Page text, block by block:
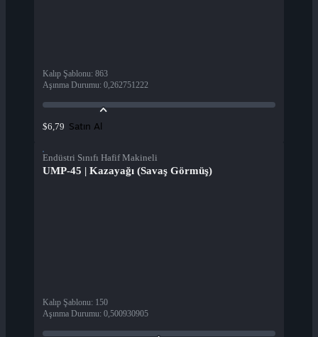
Kalıp Şablonu: 863
Aşınma Durumu: 0,262751222
$6,79 Satın Al
Endüstri Sınıfı Hafif Makineli
UMP-45 | Kazayağı (Savaş Görmüş)
Kalıp Şablonu: 150
Aşınma Durumu: 0,500930905